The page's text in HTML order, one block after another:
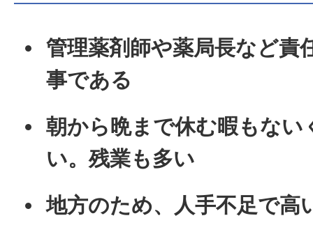
管理薬剤師や薬局長など責
事である
朝から晩まで休む暇もない
い。残業も多い
地方のため、人手不足で高